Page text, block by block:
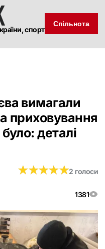
спорт
Спільнота
вимагали
приховування
деталі
1381
★★★★★
★★★★★2 голоси